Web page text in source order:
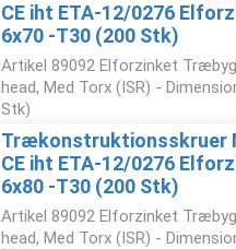
CE iht ETA-12/0276
6x70 -T30 (200 Stk)
Artikel 89092 Elforzinket
head, Med Torx (ISR) -
Stk)
Trækonstruktionsskruer
CE iht ETA-12/0276
6x80 -T30 (200 Stk)
Artikel 89092 Elforzinket
head, Med Torx (ISR) -